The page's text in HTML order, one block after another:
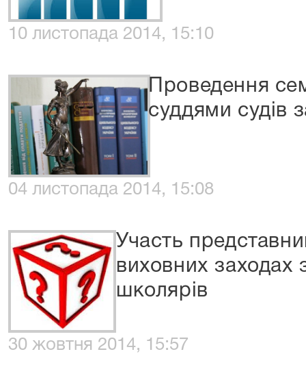
10 листопада 2014, 15:10
Проведення
суддями судів
04 листопада 2014, 15:08
Участь
виховних заходах
школярів
30 жовтня 2014, 15:57